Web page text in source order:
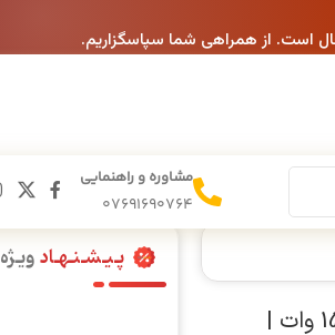
است. از همراهی شما سپاسگزاریم.
مشاوره و راهنمایی
07691690764
موتور شستشوی لباسشویی دوقلو کامتک 150 وات |
پـیـشـنـهـادویـژه